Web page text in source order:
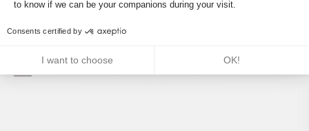
Pedestrian sports
to know if we can be your companions during your visit.
Consents certified by
I want to choose OK!